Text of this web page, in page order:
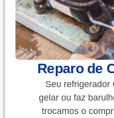
Reparo de
Seu refrigerador
gelar ou faz
trocamos o